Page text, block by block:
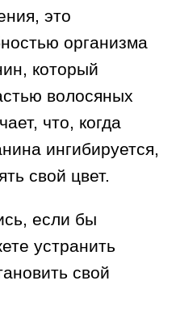
это
организма
который
волосяных
что, когда
ингибируется,
свой цвет.
если бы
устранить
свой